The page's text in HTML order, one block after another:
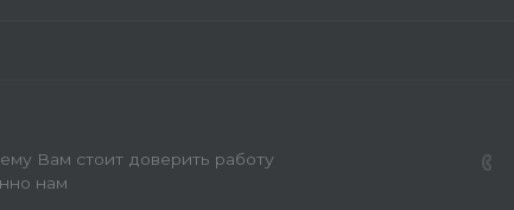
Вам стоит доверить работу
нам